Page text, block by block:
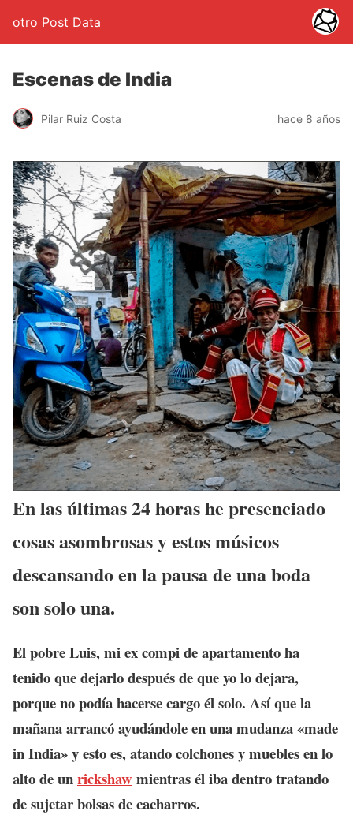
otro Post Data
Escenas de India
Pilar Ruiz Costa hace 8 años
En las últimas 24 horas he presenciado
cosas asombrosas y estos músicos
descansando en la pausa de una boda
son solo una.
El pobre Luis, mi ex compi de apartamento ha
tenido que dejarlo después de que yo lo dejara,
porque no podía hacerse cargo él solo. Así que la
mañana arrancó ayudándole en una mudanza «made
in India» y esto es, atando colchones y muebles en lo
alto de unrickshaw mientras él iba dentro tratando
de sujetar bolsas de cacharros.